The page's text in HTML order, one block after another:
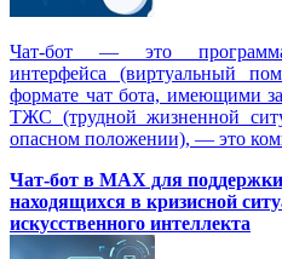
Чат-бот — это
интерфейса (виртуальный
формате чат бота, имеющими
ТЖС (трудной жизненной
опасном положении), — это
Чат-бот в MAX для
находящихся в кризисной
искусственного интеллекта